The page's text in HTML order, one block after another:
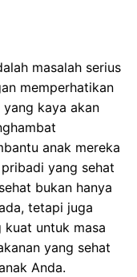
masalah serius
memperhatikan
kaya akan
anak mereka
yang sehat
bukan hanya
tetapi juga
untuk masa
yang sehat
Anda.